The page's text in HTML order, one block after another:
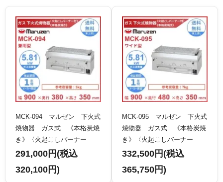
MCK-094 マルゼン 下火式
焼物器 ガス式 《本格炭焼
き》〈火起こしバーナー
付〉 兼用型 クリーブラン
291,000円(税込
320,100円)
MCK-095 マルゼン 下火式
焼物器 ガス式 《本格炭焼
き》〈火起こしバーナー
付〉 ワイド型 クリーブラ
332,500円(税込
365,750円)